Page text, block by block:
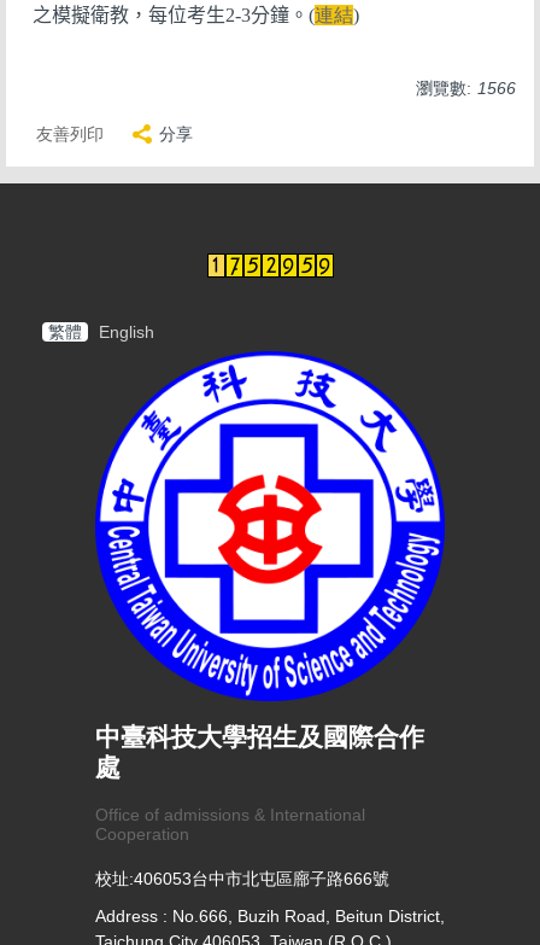
之模擬衛教，每位考生2-3分鐘。 (連結)
瀏覽數: 1566
友善列印 分享
繁體 English
中臺科技大學招生及國際合作
處
Office of admissions & International
Cooperation
校址:406053台中市北屯區廍子路666號
Address : No.666, Buzih Road, Beitun District,
Taichung City 406053, Taiwan (R.O.C.)